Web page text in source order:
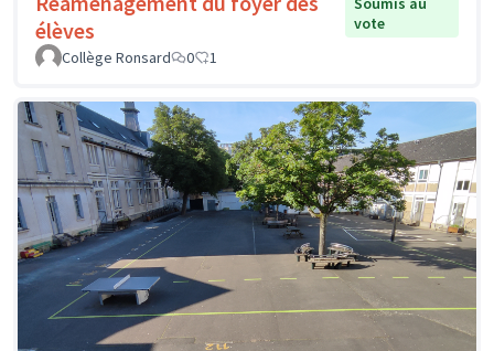
élèves
vote
Collège Ronsard
0 1